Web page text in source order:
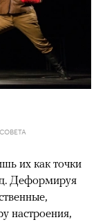
их как точки
Деформируя
настроения,